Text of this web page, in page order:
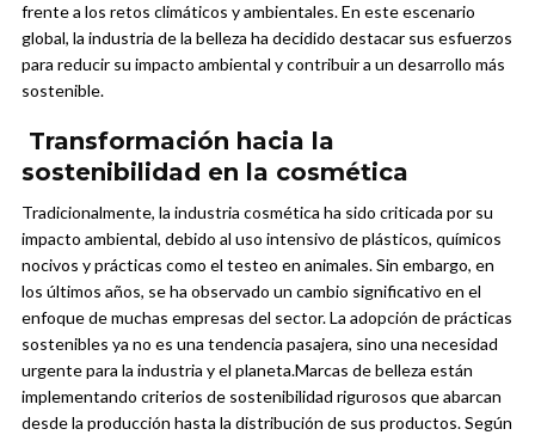
frente a los retos climáticos y ambientales. En este escenario
global, la industria de la belleza ha decidido destacar sus esfuerzos
para reducir su impacto ambiental y contribuir a un desarrollo más
sostenible.
Transformación hacia la
sostenibilidad en la cosmética
Tradicionalmente, la industria cosmética ha sido criticada por su
impacto ambiental, debido al uso intensivo de plásticos, químicos
nocivos y prácticas como el testeo en animales. Sin embargo, en
los últimos años, se ha observado un cambio significativo en el
enfoque de muchas empresas del sector. La adopción de prácticas
sostenibles ya no es una tendencia pasajera, sino una necesidad
urgente para la industria y el planeta.Marcas de belleza están
implementando criterios de sostenibilidad rigurosos que abarcan
desde la producción hasta la distribución de sus productos. Según